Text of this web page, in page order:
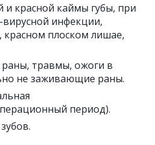
и красной каймы губы, при
вирусной инфекции,
красном плоском лишае,
травмы, ожоги в
не заживающие раны.
период).